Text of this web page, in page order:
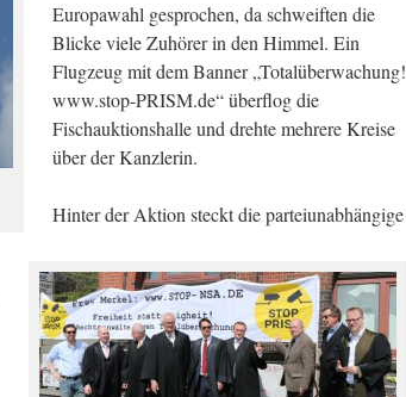
Europawahl gesprochen, da schweiften die
Blicke viele Zuhörer in den Himmel. Ein
Flugzeug mit dem Banner „Totalüberwachung!
www.stop-PRISM.de“ überflog die
Fischauktionshalle und drehte mehrere Kreise
über der Kanzlerin.
Hinter der Aktion steckt die parteiunabhängige